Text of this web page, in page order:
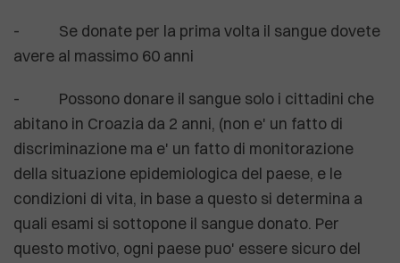
- Se donate per la prima volta il sangue dovete
avere al massimo 60 anni
- Possono donare il sangue solo i cittadini che
abitano in Croazia da 2 anni, (non e' un fatto di
discriminazione ma e' un fatto di monitorazione
della situazione epidemiologica del paese, e le
condizioni di vita, in base a questo si determina a
quali esami si sottopone il sangue donato. Per
questo motivo, ogni paese puo' essere sicuro del